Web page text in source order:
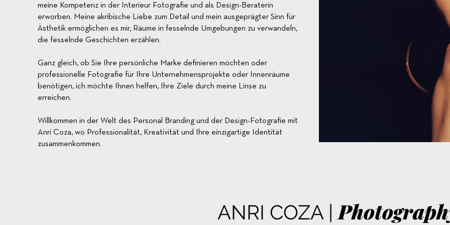
meine Kompetenz in der Interieur Fotografie und als Design-Beraterin
erworben. Meine akribische Liebe zum Detail und mein ausgeprägter Sinn für
Ästhetik ermöglichen es mir, Räume in fesselnde Umgebungen zu verwandeln,
die fesselnde Geschichten erzählen.
Ganz gleich, ob Sie Ihre persönliche Marke definieren möchten oder
professionelle Fotografie für Ihre Unternehmensprojekte oder Innenräume
benötigen, ich möchte Ihnen helfen, Ihre Ziele durch meine Linse zu
erreichen.
Willkommen in der Welt des Personal Branding und der Design-Fotografie mit
Anri Coza, wo Professionalität, Kreativität und Ihre einzigartige Identität
zusammenkommen.
ANRI COZA |